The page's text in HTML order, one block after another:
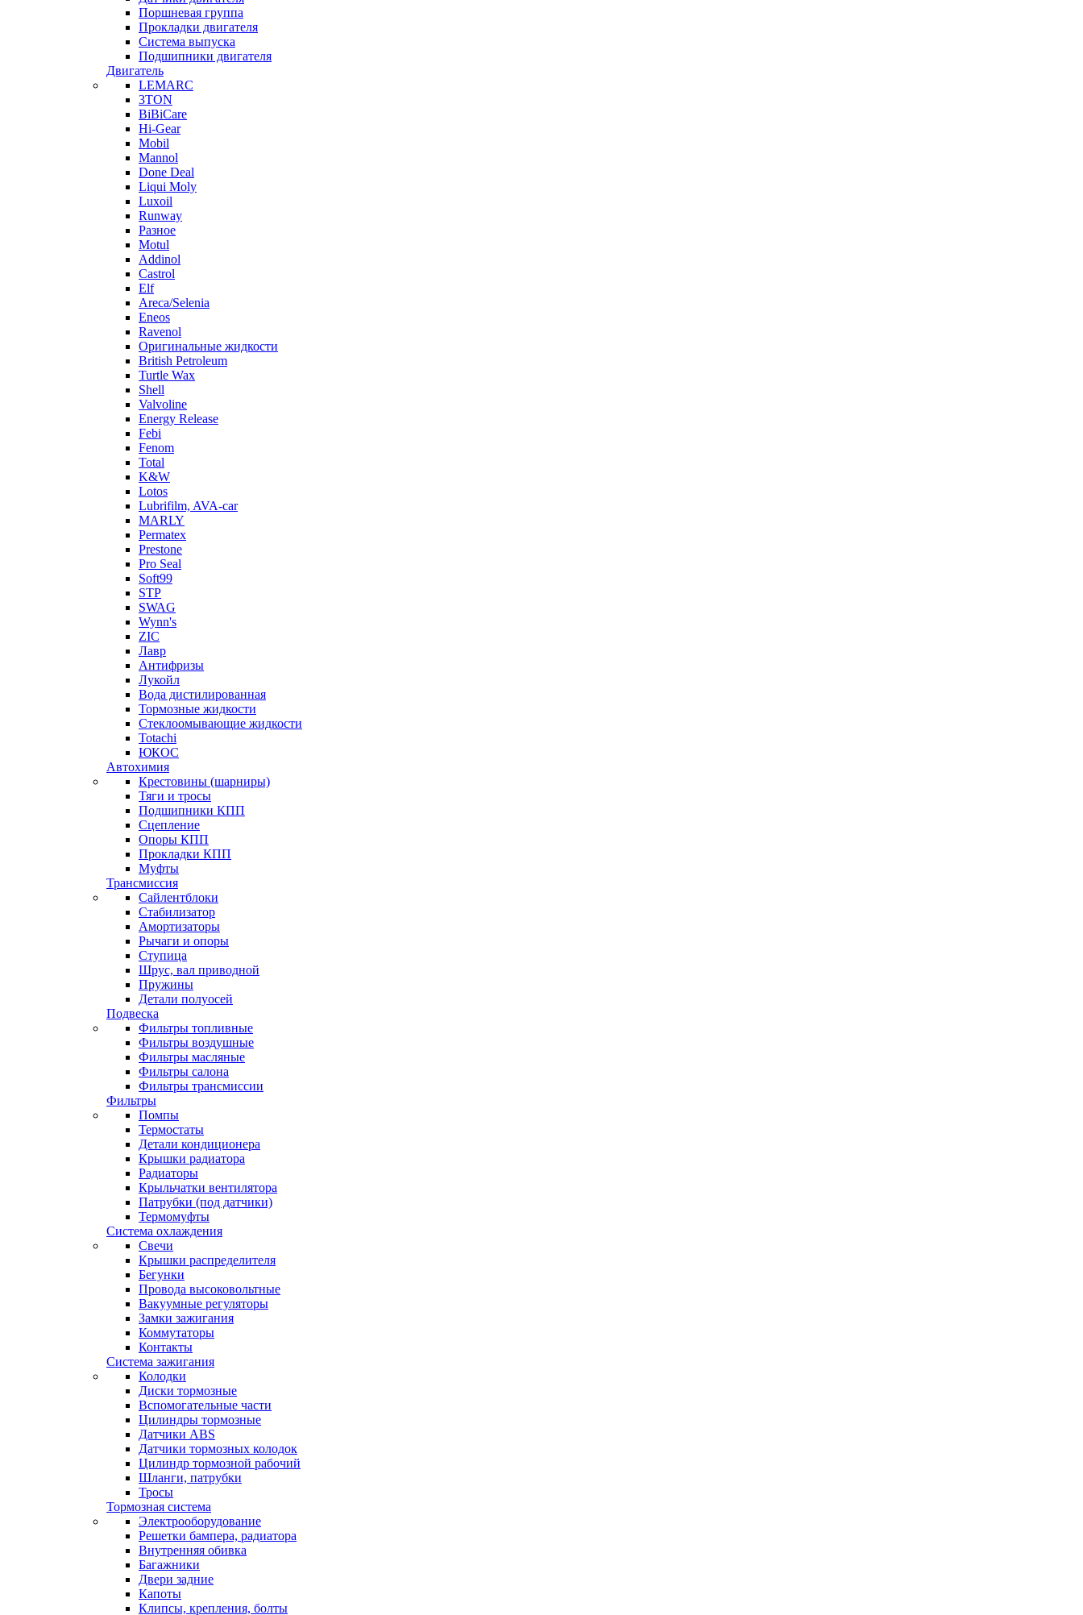
Поршневая группа
Прокладки двигателя
Система выпуска
Подшипники двигателя
Двигатель
LEMARC
3TON
BiBiCare
Hi-Gear
Mobil
Mannol
Done Deal
Liqui Moly
Luxoil
Runway
Разное
Motul
Addinol
Castrol
Elf
Areca/Selenia
Eneos
Ravenol
Оригинальные жидкости
British Petroleum
Turtle Wax
Shell
Valvoline
Energy Release
Febi
Fenom
Total
K&W
Lotos
Lubrifilm, AVA-car
MARLY
Permatex
Prestone
Pro Seal
Soft99
STP
SWAG
Wynn's
ZIC
Лавр
Антифризы
Лукойл
Вода дистилированная
Тормозные жидкости
Стеклоомывающие жидкости
Totachi
ЮКОС
Автохимия
Крестовины (шарниры)
Тяги и тросы
Подшипники КПП
Сцепление
Опоры КПП
Прокладки КПП
Муфты
Трансмиссия
Сайлентблоки
Стабилизатор
Амортизаторы
Рычаги и опоры
Ступица
Шрус, вал приводной
Пружины
Детали полуосей
Подвеска
Фильтры топливные
Фильтры воздушные
Фильтры масляные
Фильтры салона
Фильтры трансмиссии
Фильтры
Помпы
Термостаты
Детали кондиционера
Крышки радиатора
Радиаторы
Крыльчатки вентилятора
Патрубки (под датчики)
Термомуфты
Система охлаждения
Свечи
Крышки распределителя
Бегунки
Провода высоковольтные
Вакуумные регуляторы
Замки зажигания
Коммутаторы
Контакты
Система зажигания
Колодки
Диски тормозные
Вспомогательные части
Цилиндры тормозные
Датчики ABS
Датчики тормозных колодок
Цилиндр тормозной рабочий
Шланги, патрубки
Тросы
Тормозная система
Электрооборудование
Решетки бампера, радиатора
Внутренняя обивка
Багажники
Двери задние
Капоты
Клипсы, крепления, болты